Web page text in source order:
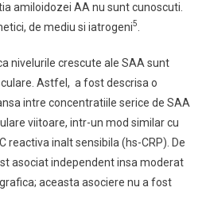
amiloidozei AA nu sunt cunoscuti.
de mediu si iatrogeni5
nivelurile crescute ale SAA sunt
Astfel, a fost descrisa o
intre concentratiile serice de SAA
viitoare, intr-un mod similar cu
reactiva inalt sensibila (hs-CRP). De
asociat independent insa moderat
aceasta asociere nu a fost